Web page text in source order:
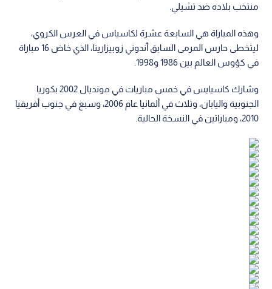
منتخب بلاده ضد تشيلي.
وهذه المباراة هي السابعة عشرة لكاسياس في العرس الكروي،
ليتخطى حارس المرمى السابق أندوني زوبيزاريتا، الذي خاض 16 مباراة
في كؤوس العالم بين 1986 و1998.
وشارك كاسيايس في خمس مباريات في مونديال 2002 بكوريا
الجنوبية واليابان، وثلاث في ألمانيا عام 2006، وسبع في جنوب أفريقيا
2010، ومباراتين في النسخة الحالية.